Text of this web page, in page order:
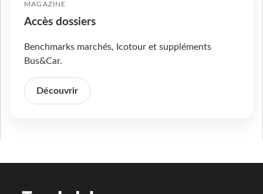
MAGAZINE
Accès dossiers
Benchmarks marchés, Icotour et suppléments
Bus&Car.
Découvrir